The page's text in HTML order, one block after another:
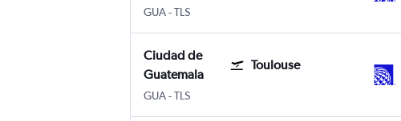
GUACiudad de Guatemala Internacional La Aurora
-TLS
Ciudad de
Guatemala
Toulouse
GUACiudad de Guatemala Internacional La Aurora
-TLS